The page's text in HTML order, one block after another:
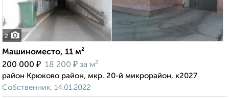
2
Машиноместо, 11 м²
200 000 ₽ 18 200 ₽ за м²
район Крюково район, мкр. 20-й микрорайон, к2027
Собственник, 14.01.2022